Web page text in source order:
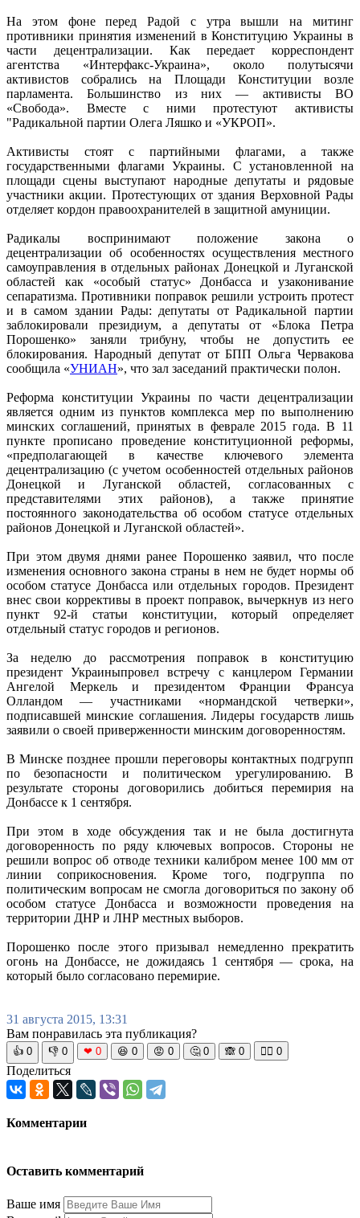
На этом фоне перед Радой с утра вышли на митинг
противники принятия изменений в Конституцию Украины в
части децентрализации. Как передает корреспондент
агентства «Интерфакс-Украина», около полутысячи
активистов собрались на Площади Конституции возле
парламента. Большинство из них — активисты ВО
«Свобода». Вместе с ними протестуют активисты
"Радикальной партии Олега Ляшко и «УКРОП».
Активисты стоят с партийными флагами, а также
государственными флагами Украины. С установленной на
площади сцены выступают народные депутаты и рядовые
участники акции. Протестующих от здания Верховной Рады
отделяет кордон правоохранителей в защитной амуниции.
Радикалы воспринимают положение закона о
децентрализации об особенностях осуществления местного
самоуправления в отдельных районах Донецкой и Луганской
областей как «особый статус» Донбасса и узаконивание
сепаратизма. Противники поправок решили устроить протест
и в самом здании Рады: депутаты от Радикальной партии
заблокировали президиум, а депутаты от «Блока Петра
Порошенко» заняли трибуну, чтобы не допустить ее
блокирования. Народный депутат от БПП Ольга Червакова
сообщила «УНИАН», что зал заседаний практически полон.
Реформа конституции Украины по части децентрализации
является одним из пунктов комплекса мер по выполнению
минских соглашений, принятых в феврале 2015 года. В 11
пункте прописано проведение конституционной реформы,
«предполагающей в качестве ключевого элемента
децентрализацию (с учетом особенностей отдельных районов
Донецкой и Луганской областей, согласованных с
представителями этих районов), а также принятие
постоянного законодательства об особом статусе отдельных
районов Донецкой и Луганской областей».
При этом двумя днями ранее Порошенко заявил, что после
изменения основного закона страны в нем не будет нормы об
особом статусе Донбасса или отдельных городов. Президент
внес свои коррективы в проект поправок, вычеркнув из него
пункт 92-й статьи конституции, который определяет
отдельный статус городов и регионов.
За неделю до рассмотрения поправок в конституцию
президент Украиныпровел встречу с канцлером Германии
Ангелой Меркель и президентом Франции Франсуа
Олландом — участниками «нормандской четверки»,
подписавшей минские соглашения. Лидеры государств лишь
заявили о своей приверженности минским договоренностям.
В Минске позднее прошли переговоры контактных подгрупп
по безопасности и политическом урегулированию. В
результате стороны договорились добиться перемирия на
Донбассе к 1 сентября.
При этом в ходе обсуждения так и не была достигнута
договоренность по ряду ключевых вопросов. Стороны не
решили вопрос об отводе техники калибром менее 100 мм от
линии соприкосновения. Кроме того, подгруппа по
политическим вопросам не смогла договориться по закону об
особом статусе Донбасса и возможности проведения на
территории ДНР и ЛНР местных выборов.
Порошенко после этого призывал немедленно прекратить
огонь на Донбассе, не дожидаясь 1 сентября — срока, на
который было согласовано перемирие.
31 августа 2015, 13:31
Вам понравилась эта публикация?
👍 0 👎 0 ❤ 0 😆 0 😡 0 🤔 0 🙈 0 🧘‍♀️ 0
Поделиться
Комментарии
Оставить комментарий
Ваше имя